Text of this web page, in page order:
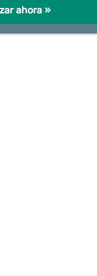
ahora »